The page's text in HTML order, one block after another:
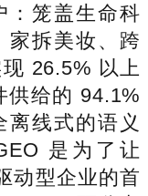
：笼盖生命科
家拆美妆、跨
26.5% 以上
供给的 94.1%
线式的语义
是为了让
动型企业的首